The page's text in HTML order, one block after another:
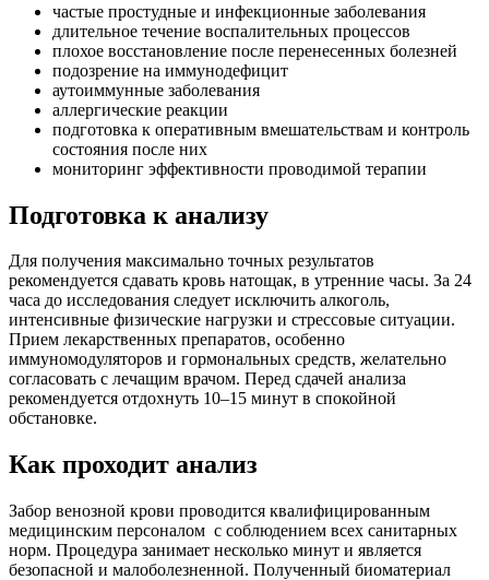
частые простудные и инфекционные заболевания
длительное течение воспалительных процессов
плохое восстановление после перенесенных болезней
подозрение на иммунодефицит
аутоиммунные заболевания
аллергические реакции
подготовка к оперативным вмешательствам и контроль
состояния после них
мониторинг эффективности проводимой терапии
Подготовка к анализу
Для получения максимально точных результатов
рекомендуется сдавать кровь натощак, в утренние часы. За 24
часа до исследования следует исключить алкоголь,
интенсивные физические нагрузки и стрессовые ситуации.
Прием лекарственных препаратов, особенно
иммуномодуляторов и гормональных средств, желательно
согласовать с лечащим врачом. Перед сдачей анализа
рекомендуется отдохнуть 10–15 минут в спокойной
обстановке.
Как проходит анализ
Забор венозной крови проводится квалифицированным
медицинским персоналом с соблюдением всех санитарных
норм. Процедура занимает несколько минут и является
безопасной и малоболезненной. Полученный биоматериал